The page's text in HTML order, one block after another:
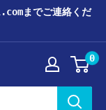
までご連絡くだ
0